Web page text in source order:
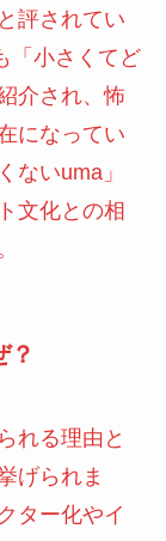
評されてい
「小さくてど
介され、怖
になってい
ないuma」
文化との相
？
れる理由と
げられま
ター化やイ